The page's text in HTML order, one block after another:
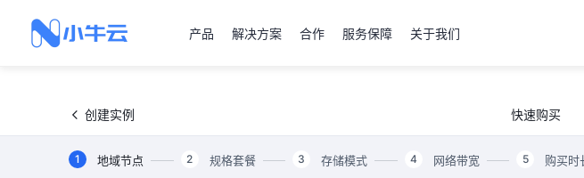
产品 解决方案 合作 服务保障 关于我们
创建实例 快速购买
1 地域节点 2 规格套餐 3 存储模式 4 网络带宽 5 购买时